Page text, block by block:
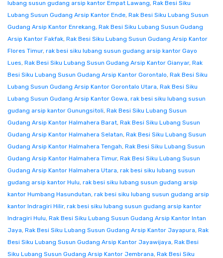
lubang susun gudang arsip kantor Empat Lawang, Rak Besi Siku
Lubang Susun Gudang Arsip Kantor Ende, Rak Besi Siku Lubang Susun
Gudang Arsip Kantor Enrekang, Rak Besi Siku Lubang Susun Gudang
Arsip Kantor Fakfak, Rak Besi Siku Lubang Susun Gudang Arsip Kantor
Flores Timur, rak besi siku lubang susun gudang arsip kantor Gayo
Lues, Rak Besi Siku Lubang Susun Gudang Arsip Kantor Gianyar, Rak
Besi Siku Lubang Susun Gudang Arsip Kantor Gorontalo, Rak Besi Siku
Lubang Susun Gudang Arsip Kantor Gorontalo Utara, Rak Besi Siku
Lubang Susun Gudang Arsip Kantor Gowa, rak besi siku lubang susun
gudang arsip kantor Gunungsitoli, Rak Besi Siku Lubang Susun
Gudang Arsip Kantor Halmahera Barat, Rak Besi Siku Lubang Susun
Gudang Arsip Kantor Halmahera Selatan, Rak Besi Siku Lubang Susun
Gudang Arsip Kantor Halmahera Tengah, Rak Besi Siku Lubang Susun
Gudang Arsip Kantor Halmahera Timur, Rak Besi Siku Lubang Susun
Gudang Arsip Kantor Halmahera Utara, rak besi siku lubang susun
gudang arsip kantor Hulu, rak besi siku lubang susun gudang arsip
kantor Humbang Hasundutan, rak besi siku lubang susun gudang arsip
kantor Indragiri Hilir, rak besi siku lubang susun gudang arsip kantor
Indragiri Hulu, Rak Besi Siku Lubang Susun Gudang Arsip Kantor Intan
Jaya, Rak Besi Siku Lubang Susun Gudang Arsip Kantor Jayapura, Rak
Besi Siku Lubang Susun Gudang Arsip Kantor Jayawijaya, Rak Besi
Siku Lubang Susun Gudang Arsip Kantor Jembrana, Rak Besi Siku